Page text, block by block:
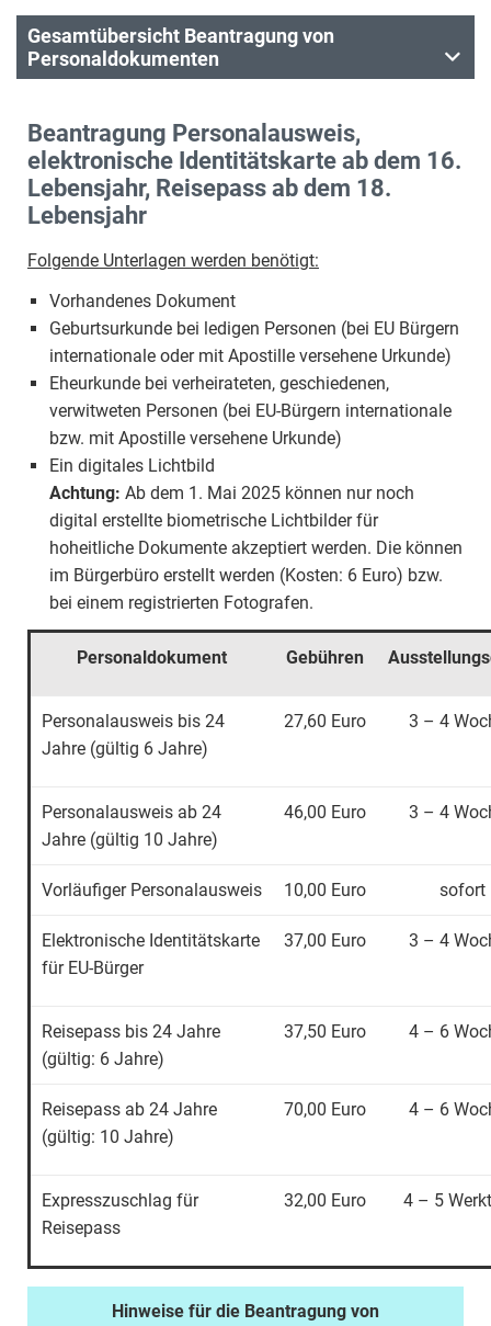
Gesamtübersicht Beantragung von
Personaldokumenten
Beantragung Personalausweis,
elektronische Identitätskarte ab dem 16.
Lebensjahr, Reisepass ab dem 18.
Lebensjahr
Folgende Unterlagen werden benötigt:
Vorhandenes Dokument
Geburtsurkunde bei ledigen Personen (bei EU Bürgern
internationale oder mit Apostille versehene Urkunde)
Eheurkunde bei verheirateten, geschiedenen,
verwitweten Personen (bei EU-Bürgern internationale
bzw. mit Apostille versehene Urkunde)
Ein digitales Lichtbild
Achtung: Ab dem 1. Mai 2025 können nur noch
digital erstellte biometrische Lichtbilder für
hoheitliche Dokumente akzeptiert werden. Die können
im Bürgerbüro erstellt werden (Kosten: 6 Euro) bzw.
bei einem registrierten Fotografen.
Personaldokument Gebühren
Personalausweis bis 24
Jahre (gültig 6 Jahre)
27,60 Euro 3 – 4
Personalausweis ab 24
Jahre (gültig 10 Jahre)
46,00 Euro 3 – 4
Vorläufiger Personalausweis 10,00 Euro sofort
Elektronische Identitätskarte
für EU-Bürger
37,00 Euro 3 – 4
Reisepass bis 24 Jahre
(gültig: 6 Jahre)
37,50 Euro 4 – 6
Reisepass ab 24 Jahre
(gültig: 10 Jahre)
70,00 Euro 4 – 6
Expresszuschlag für
Reisepass
32,00 Euro 4 – 5
Hinweise für die Beantragung von